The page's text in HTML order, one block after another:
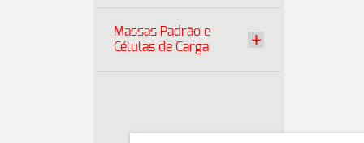
Massas Padrão e
Células de Carga